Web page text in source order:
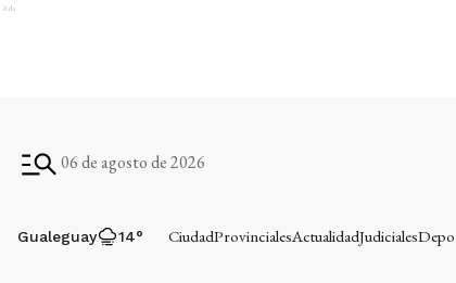
Ads
06 de agosto de 2026
Gualeguay 14° CiudadProvincialesActualidadJudiciales